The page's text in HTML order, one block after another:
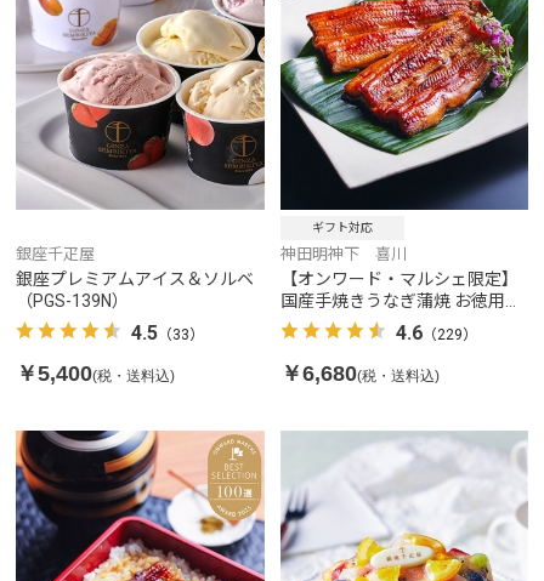
銀座千疋屋
銀座プレミアムアイス＆ソルベ
（PGS-139N）
4.5 （33）
￥5,400(税・送料込)
ギフト対応
神田明神下 喜川
【オンワード・マルシェ限定】
国産手焼きうなぎ蒲焼 お徳用セ
ット 2パック
4.6（229）
￥6,680(税・送料込)